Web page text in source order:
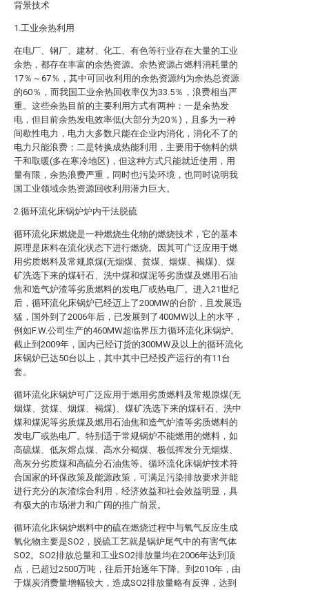
背景技术
1.工业余热利用
在电厂、钢厂、建材、化工、有色等行业存在大量的工业
余热，都存在丰富的余热资源。余热资源占燃料消耗量的
17％～67％，其中可回收利用的余热资源约为余热总资源
的60％，而我国工业余热回收率仅为33.5％，浪费相当严
重。这些余热目前的主要利用方式有两种：一是余热发
电，但目前余热发电效率低(大部分为20％)，且多为一种
间歇性电力，电力大多数只能在企业内消化，消化不了的
电力只能浪费；二是转换成热能利用，主要用于物料的烘
干和取暖(多在寒冷地区)，但这种方式只能就近使用，用
量有限，余热浪费严重，同时也污染环境，也同时说明我
国工业领域余热资源回收利用潜力巨大。
2.循环流化床锅炉炉内干法脱硫
循环流化床燃烧是一种燃烧生化物的燃烧技术，它的基本
原理是床料在流化状态下进行燃烧。因其可广泛应用于燃
用劣质燃料及常规原煤(无烟煤、贫煤、烟煤、褐煤)、煤
矿洗选下来的煤矸石、洗中煤和煤泥等劣质煤及燃用石油
焦和造气炉渣等劣质燃料的发电厂或热电厂。进入21世纪
后，循环流化床锅炉已经迈上了200MW的台阶，且发展迅
猛，国外到了2006年后，已发展到了400MW以上的水平，
例如F.W.公司生产的460MW超临界压力循环流化床锅炉。
截止到2009年，国内已经订货的300MW及以上的循环流化
床锅炉已达50台以上，其中其中已经投产运行的有11台
套。
循环流化床锅炉可广泛应用于燃用劣质燃料及常规原煤(无
烟煤、贫煤、烟煤、褐煤)、煤矿洗选下来的煤矸石、洗中
煤和煤泥等劣质煤及燃用石油焦和造气炉渣等劣质燃料的
发电厂或热电厂。特别适于常规锅炉不能燃用的燃料，如
高硫煤、低灰熔点煤、高水分褐煤、极低挥发分无烟煤、
高灰分劣质煤和高硫分石油焦等。循环流化床锅炉技术符
合国家的环保政策及能源政策，可满足污染排放要求并能
进行充分的灰渣综合利用，经济效益和社会效益明显，具
有极大的市场潜力和广阔的推广前景。
循环流化床锅炉燃料中的硫在燃烧过程中与氧气反应生成
氧化物主要是SO2，脱硫工艺就是锅炉尾气中的有害气体
SO2。SO2排放总量和工业SO2排放量均在2006年达到顶
点，已超过2500万吨，往后开始逐年下降。到2010年，由
于煤炭消费量增幅较大，造成SO2排放量略有反弹，达到